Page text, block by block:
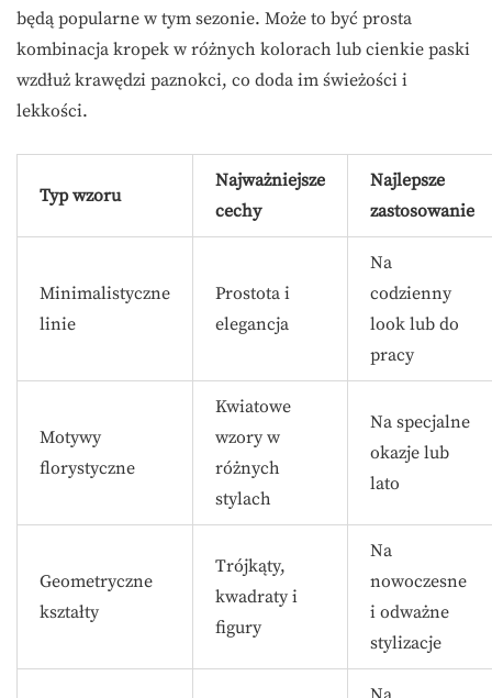
będą popularne w tym sezonie. Może to być prosta
kombinacja kropek w różnych kolorach lub cienkie paski
wzdłuż krawędzi paznokci, co doda im świeżości i
lekkości.
Typ wzoru
Najważniejsze
cechy
Najlepsze
zastosowanie
Minimalistyczne
linie
Prostota i
elegancja
Na
codzienny
look lub do
pracy
Motywy
florystyczne
Kwiatowe
wzory w
różnych
stylach
Na specjalne
okazje lub
lato
Geometryczne
kształty
Trójkąty,
kwadraty i
figury
Na
nowoczesne
i odważne
stylizacje